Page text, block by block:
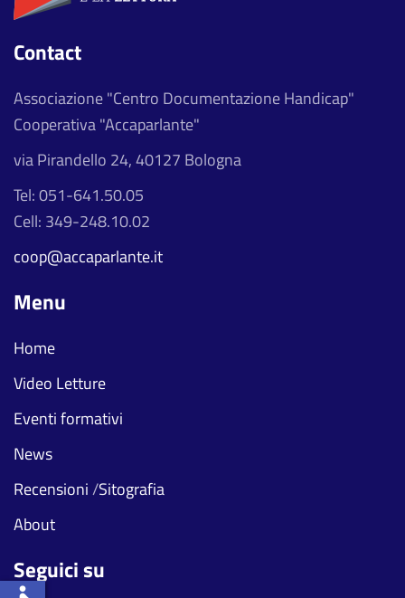
Contact
Associazione "Centro Documentazione Handicap"
Cooperativa "Accaparlante"
via Pirandello 24, 40127 Bologna
Tel: 051-641.50.05
Cell: 349-248.10.02
coop@accaparlante.it
Menu
Home
Video Letture
Eventi formativi
News
Recensioni/Sitografia
About
Seguici su